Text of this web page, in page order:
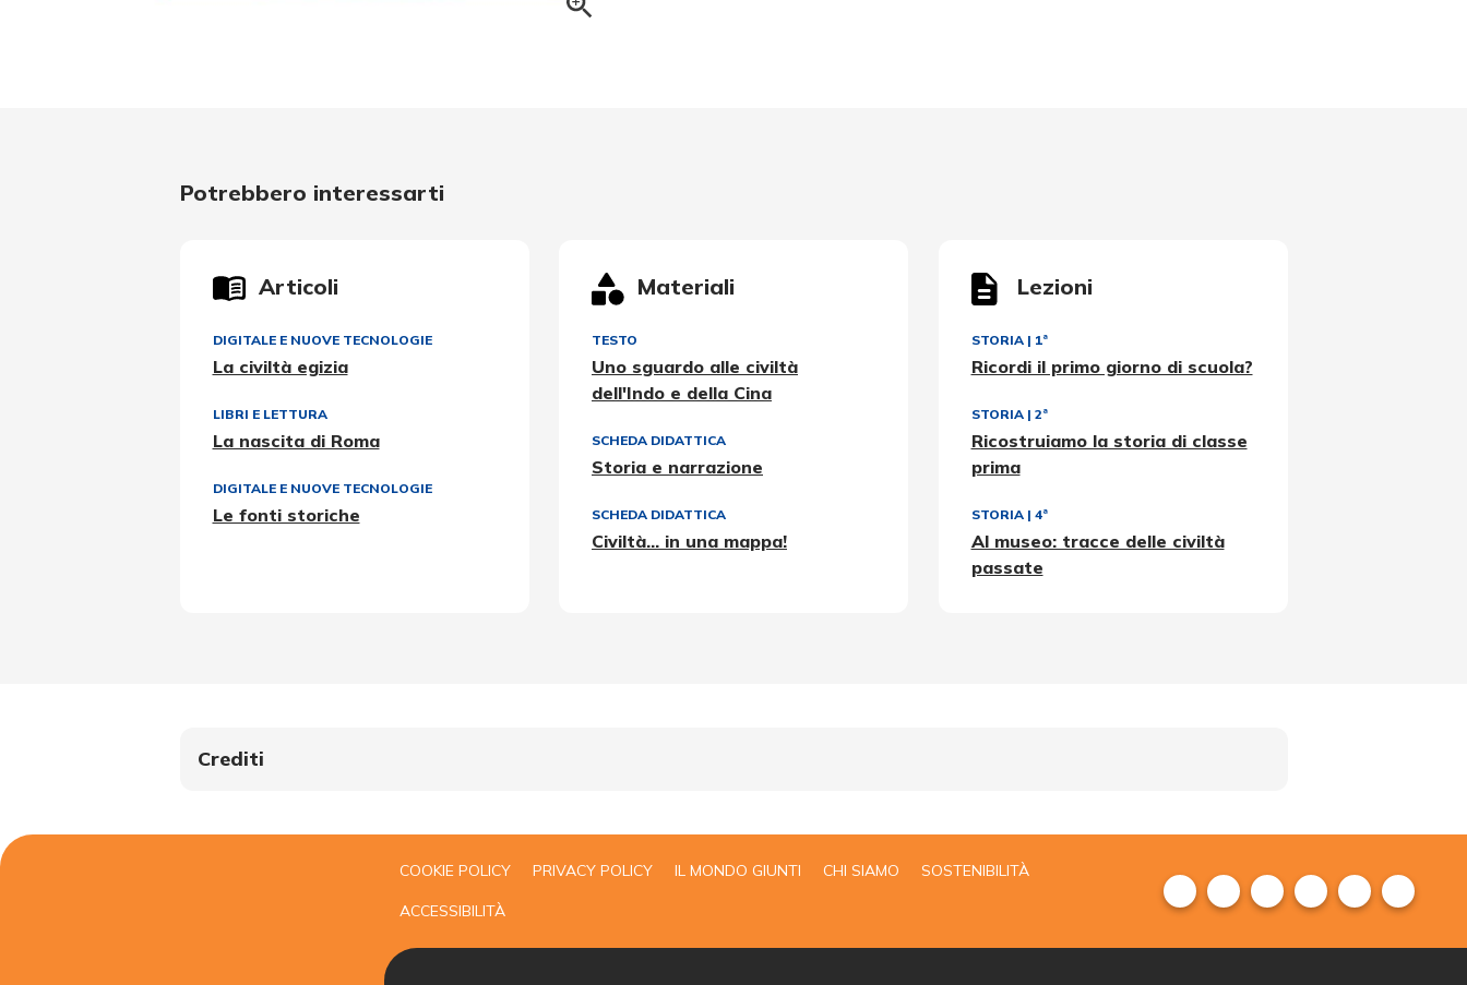
Potrebbero interessarti
Articoli
DIGITALE E NUOVE TECNOLOGIE
La civiltà egizia
LIBRI E LETTURA
La nascita di Roma
DIGITALE E NUOVE TECNOLOGIE
Le fonti storiche
Materiali
TESTO
Uno sguardo alle civiltà
dell'Indo e della Cina
SCHEDA DIDATTICA
Storia e narrazione
SCHEDA DIDATTICA
Civiltà... in una mappa!
Lezioni
STORIA| 1ª
Ricordi il primo giorno di scuola?
STORIA| 2ª
Ricostruiamo la storia di classe
prima
STORIA| 4ª
Al museo: tracce delle civiltà
passate
Crediti
COOKIE POLICY PRIVACY POLICY IL MONDO GIUNTI CHI SIAMO SOSTENIBILITÀ
ACCESSIBILITÀ